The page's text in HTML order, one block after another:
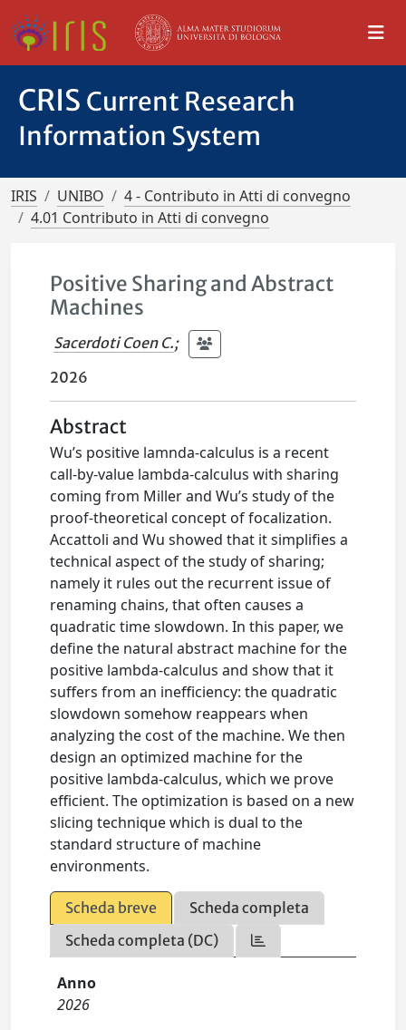
CRIS Current Research
Information System
IRIS UNIBO
4 - Contributo in Atti di convegno
4.01 Contributo in Atti di convegno
Positive Sharing and Abstract
Machines
Sacerdoti Coen C.;
2026
Abstract
Wu’s positive lamnda-calculus is a recent
call-by-value lambda-calculus with sharing
coming from Miller and Wu’s study of the
proof-theoretical concept of focalization.
Accattoli and Wu showed that it simplifies a
technical aspect of the study of sharing;
namely it rules out the recurrent issue of
renaming chains, that often causes a
quadratic time slowdown. In this paper, we
define the natural abstract machine for the
positive lambda-calculus and show that it
suffers from an inefficiency: the quadratic
slowdown somehow reappears when
analyzing the cost of the machine. We then
design an optimized machine for the
positive lambda-calculus, which we prove
efficient. The optimization is based on a new
slicing technique which is dual to the
standard structure of machine
environments.
Scheda breve
Scheda completa
Scheda completa (DC)
Anno
2026